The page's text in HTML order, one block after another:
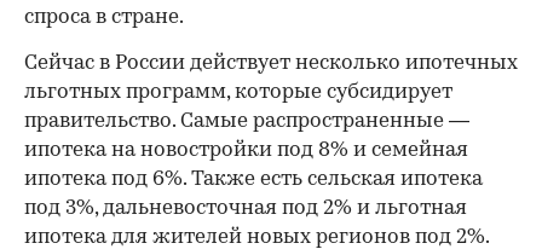
спроса в стране.
Сейчас в России действует несколько ипотечных
льготных программ, которые субсидирует
правительство. Самые распространенные —
ипотека на новостройки под 8% и семейная
ипотека под 6%. Также есть сельская ипотека
под 3%, дальневосточная под 2% и льготная
ипотека для жителей новых регионов под 2%.